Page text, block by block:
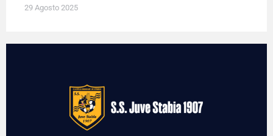
29 Agosto 2025